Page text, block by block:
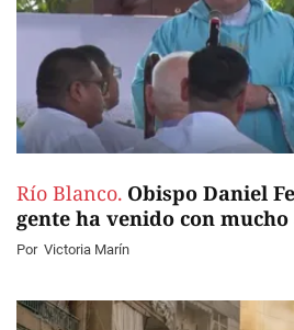
Río Blanco. Obispo Daniel
gente ha venido con
Por Victoria Marín